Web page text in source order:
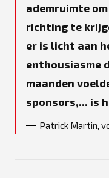
ademruimte
richting te
er is licht aan
enthousiasme
maanden
sponsors,... is
Patrick Martin,